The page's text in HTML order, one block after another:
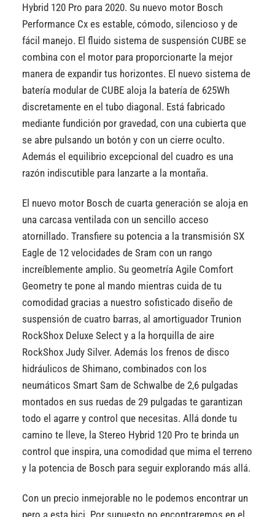
Hybrid 120 Pro para 2020. Su nuevo motor Bosch
Performance Cx es estable, cómodo, silencioso y de
fácil manejo. El fluido sistema de suspensión CUBE se
combina con el motor para proporcionarte la mejor
manera de expandir tus horizontes. El nuevo sistema de
batería modular de CUBE aloja la batería de 625Wh
discretamente en el tubo diagonal. Está fabricado
mediante fundición por gravedad, con una cubierta que
se abre pulsando un botón y con un cierre oculto.
Además el equilibrio excepcional del cuadro es una
razón indiscutible para lanzarte a la montaña.
El nuevo motor Bosch de cuarta generación se aloja en
una carcasa ventilada con un sencillo acceso
atornillado. Transfiere su potencia a la transmisión SX
Eagle de 12 velocidades de Sram con un rango
increíblemente amplio. Su geometría Agile Comfort
Geometry te pone al mando mientras cuida de tu
comodidad gracias a nuestro sofisticado diseño de
suspensión de cuatro barras, al amortiguador Trunion
RockShox Deluxe Select y a la horquilla de aire
RockShox Judy Silver. Además los frenos de disco
hidráulicos de Shimano, combinados con los
neumáticos Smart Sam de Schwalbe de 2,6 pulgadas
montados en sus ruedas de 29 pulgadas te garantizan
todo el agarre y control que necesitas. Allá donde tu
camino te lleve, la Stereo Hybrid 120 Pro te brinda un
control que inspira, una comodidad que mima el terreno
y la potencia de Bosch para seguir explorando más allá.
Con un precio inmejorable no le podemos encontrar un
pero a esta bici. Por supuesto no encontraremos en el